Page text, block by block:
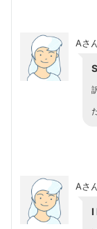
Aさ
Aさ
I